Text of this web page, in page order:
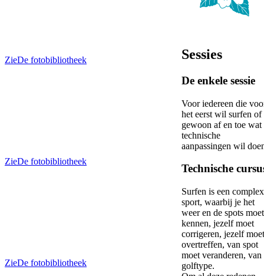
ZieDe fotobibliotheek
ZieDe fotobibliotheek
ZieDe fotobibliotheek
Sessies
De enkele sessie
Voor iedereen die
het eerst wil surfen of
gewoon af en toe wat
technische
aanpassingen wil
Technische
Surfen is een
sport, waarbij je het
weer en de spots moet
kennen, jezelf moet
corrigeren, jezelf moet
overtreffen, van spot
moet veranderen, van
golftype.